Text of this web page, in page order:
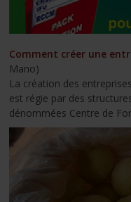
Comment créer une
Mano)
La création des
est régie par des
dénommées Centre de